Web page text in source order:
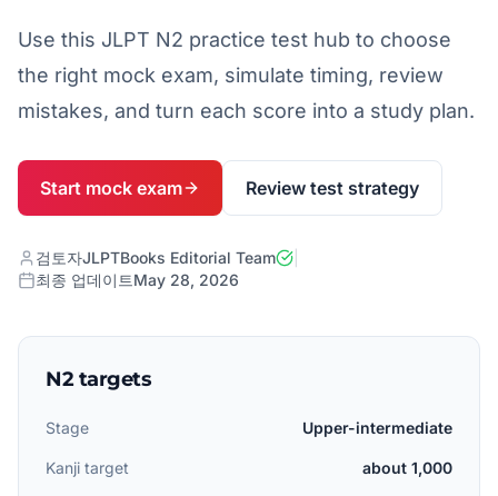
Use this JLPT N2 practice test hub to choose
the right mock exam, simulate timing, review
mistakes, and turn each score into a study plan.
Start mock exam Review test strategy
검토자JLPTBooks Editorial Team
최종 업데이트May 28, 2026
N2 targets
Stage Upper-intermediate
Kanji target about 1,000